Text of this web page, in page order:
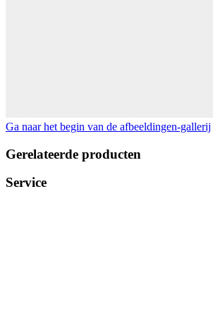
Ga naar het begin van de afbeeldingen-gallerij
Gerelateerde producten
Service